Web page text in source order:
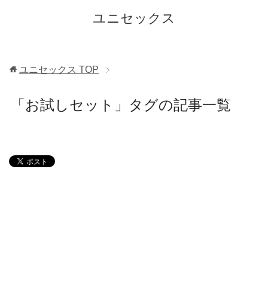
ユニセックス
ユニセックス TOP
「お試しセット」タグの記事一覧